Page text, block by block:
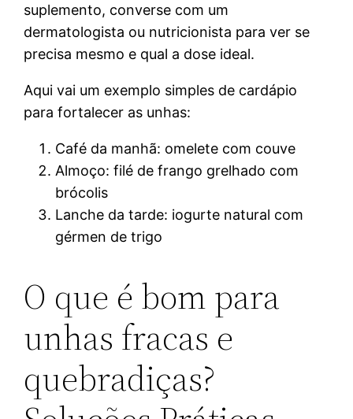
suplemento, converse com um
dermatologista ou nutricionista para ver se
precisa mesmo e qual a dose ideal.
Aqui vai um exemplo simples de cardápio
para fortalecer as unhas:
Café da manhã: omelete com couve
Almoço: filé de frango grelhado com
brócolis
Lanche da tarde: iogurte natural com
gérmen de trigo
O que é bom para
unhas fracas e
quebradiças?